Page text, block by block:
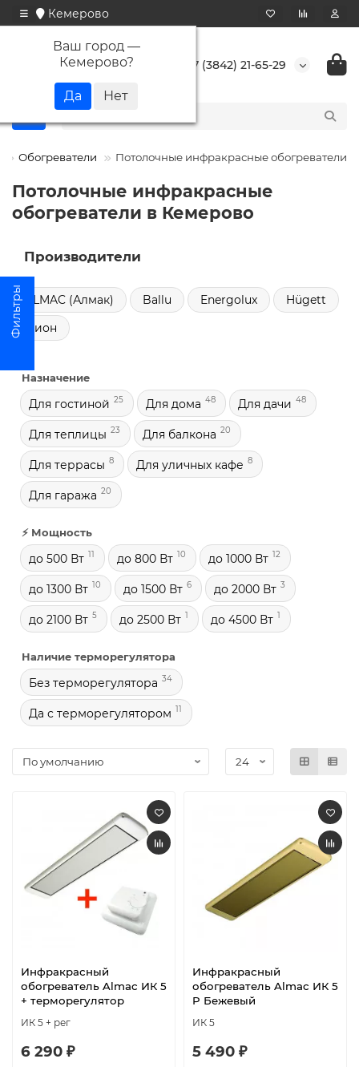
Кемерово
Ваш город —
Кемерово? +7 (3842) 21-65-29
Обогреватели Потолочные инфракрасные обогреватели
Потолочные инфракрасные
обогреватели в Кемерово
Производители
ALMAC (Алмак) Ballu Energolux
Hügett
Пион
Назначение
Для гостиной 25 Для дома 48 Для дачи 48
Для теплицы 23 Для балкона 20
Для террасы 8 Для уличных кафе 8
Для гаража 20
⚡ Мощность
до 500 Вт 11 до 800 Вт 10 до 1000 Вт 12
до 1300 Вт 10 до 1500 Вт 6 до 2000 Вт 3
до 2100 Вт 5 до 2500 Вт 1 до 4500 Вт 1
Наличие терморегулятора
Без терморегулятора 34
Да с терморегулятором 11
Инфракрасный
обогреватель Almac ИК 5
+ терморегулятор
ИК 5 + рег
6 290 ₽
Инфракрасный
обогреватель Almac ИК 5
P Бежевый
ИК 5
5 490 ₽